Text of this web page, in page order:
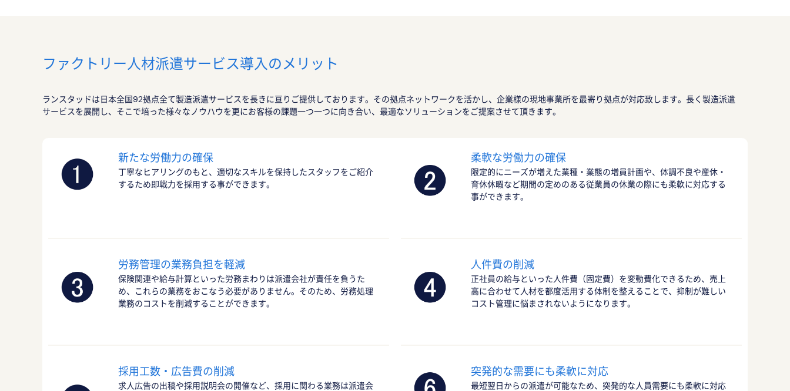
ファクトリー人材派遣サービス導入のメリット
ランスタッドは日本全国92拠点全て製造派遣サービスを長きに亘りご提供しております。その拠点ネットワークを活かし、企業様の現地事業所を最寄り拠点が対応致します。長く製造派遣
サービスを展開し、そこで培った様々なノウハウを更にお客様の課題一つ一つに向き合い、最適なソリューションをご提案させて頂きます。
新たな労働力の確保
丁寧なヒアリングのもと、適切なスキルを保持したスタッフをご紹介
するため即戦力を採用する事ができます。
柔軟な労働力の確保
限定的にニーズが増えた業種・業態の増員計画や、体調不良や産休・
育休休暇など期間の定めのある従業員の休業の際にも柔軟に対応する
事ができます。
労務管理の業務負担を軽減
保険関連や給与計算といった労務まわりは派遣会社が責任を負うた
め、これらの業務をおこなう必要がありません。そのため、労務処理
業務のコストを削減することができます。
人件費の削減
正社員の給与といった人件費（固定費）を変動費化できるため、売上
高に合わせて人材を都度活用する体制を整えることで、抑制が難しい
コスト管理に悩まされないようになります。
採用工数・広告費の削減
求人広告の出稿や採用説明会の開催など、採用に関わる業務は派遣会
突発的な需要にも柔軟に対応
最短翌日からの派遣が可能なため、突発的な人員需要にも柔軟に対応